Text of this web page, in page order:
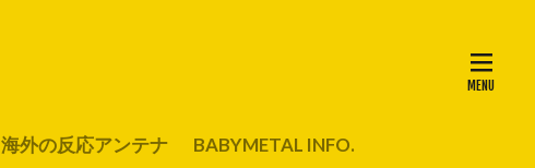
海外の反応アンテナ BABYMETAL INFO.